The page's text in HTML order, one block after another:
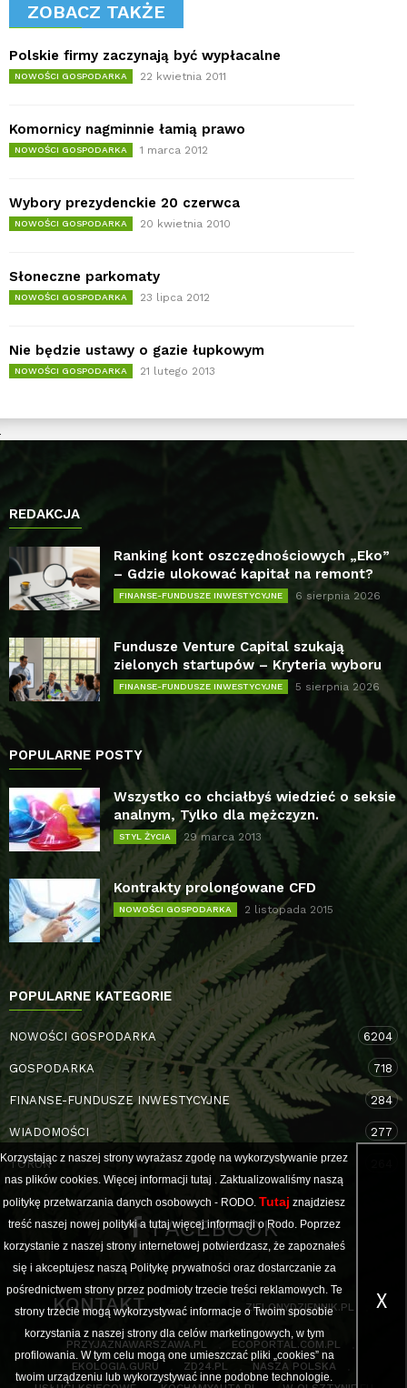
ZOBACZ TAKŻE
Polskie firmy zaczynają być wypłacalne
NOWOŚCI GOSPODARKA 22 kwietnia 2011
Komornicy nagminnie łamią prawo
NOWOŚCI GOSPODARKA 1 marca 2012
Wybory prezydenckie 20 czerwca
NOWOŚCI GOSPODARKA 20 kwietnia 2010
Słoneczne parkomaty
NOWOŚCI GOSPODARKA 23 lipca 2012
Nie będzie ustawy o gazie łupkowym
NOWOŚCI GOSPODARKA 21 lutego 2013
REDAKCJA
Ranking kont oszczędnościowych „Eko”
– Gdzie ulokować kapitał na remont?
FINANSE-FUNDUSZE INWESTYCYJNE 6 sierpnia 2026
Fundusze Venture Capital szukają
zielonych startupów – Kryteria wyboru
FINANSE-FUNDUSZE INWESTYCYJNE 5 sierpnia 2026
POPULARNE POSTY
Wszystko co chciałbyś wiedzieć o seksie
analnym, Tylko dla mężczyzn.
STYL ŻYCIA 29 marca 2013
Kontrakty prolongowane CFD
NOWOŚCI GOSPODARKA 2 listopada 2015
POPULARNE KATEGORIE
NOWOŚCI GOSPODARKA 6204
GOSPODARKA 718
FINANSE-FUNDUSZE INWESTYCYJNE 284
WIADOMOŚCI 277
TORUŃ
FACEBOOK
KONTAKT ZIELONYDZIENNIK.PL
PRZYJAZNAWARSZAWA.PL
ECOPORTAL.COM.PL
EKOLOGIA.GURU
ZD24.PL
NASZA POLSKA
Korzystając z naszej strony wyrażasz zgodę na wykorzystywanie przez
nas plików cookies. Więcej informacji tutaj . Zaktualizowaliśmy naszą
politykę przetwarzania danych osobowych - RODO. Tutaj znajdziesz
treść naszej nowej polityki a tutajwięcej informacji o Rodo. Poprzez
korzystanie z naszej strony internetowej potwierdzasz, że zapoznałeś
się i akceptujesz naszą Politykę prywatności oraz dostarczanie za
pośrednictwem strony przez podmioty trzecie treści reklamowych. Te
strony trzecie mogą wykorzystywać informacje o Twoim sposobie
korzystania z naszej strony dla celów marketingowych, w tym
profilowania. W tym celu mogą one umieszczać pliki „cookies” na
twoim urządzeniu lub wykorzystywać inne podobne technologie.
X